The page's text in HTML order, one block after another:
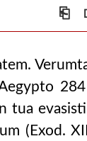
⎗
tua
(Exod.